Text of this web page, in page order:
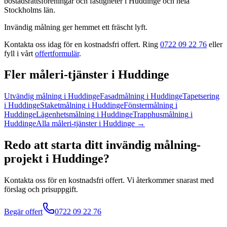
Stockholms län.
Invändig målning ger hemmet ett fräscht lyft.
Kontakta oss idag för en kostnadsfri offert. Ring 0722 09 22 76 eller
fyll i vårt offertformulär.
Fler måleri-tjänster i Huddinge
Utvändig målning i HuddingeFasadmålning i HuddingeTapetsering
i HuddingeStaketmålning i HuddingeFönstermålning i
HuddingeLägenhetsmålning i HuddingeTrapphusmålning i
HuddingeAlla måleri-tjänsteri Huddinge →
Redo att starta ditt invändig målning-
projekt i Huddinge?
Kontakta oss för en kostnadsfri offert. Vi återkommer snarast med
förslag och prisuppgift.
Begär offert 0722 09 22 76